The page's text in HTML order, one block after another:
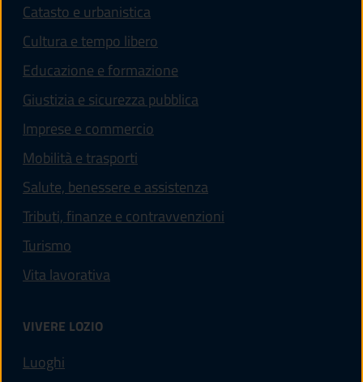
Catasto e urbanistica
Cultura e tempo libero
Educazione e formazione
Giustizia e sicurezza pubblica
Imprese e commercio
Mobilità e trasporti
Salute, benessere e assistenza
Tributi, finanze e contravvenzioni
Turismo
Vita lavorativa
VIVERE LOZIO
Luoghi